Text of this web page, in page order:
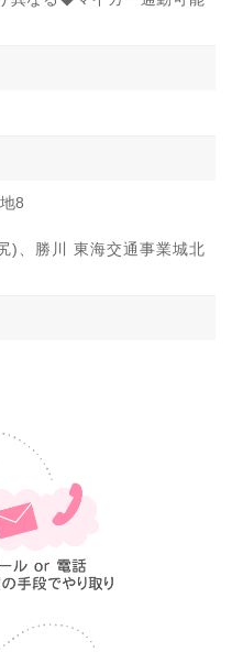
8
)、勝川 東海交通事業城北